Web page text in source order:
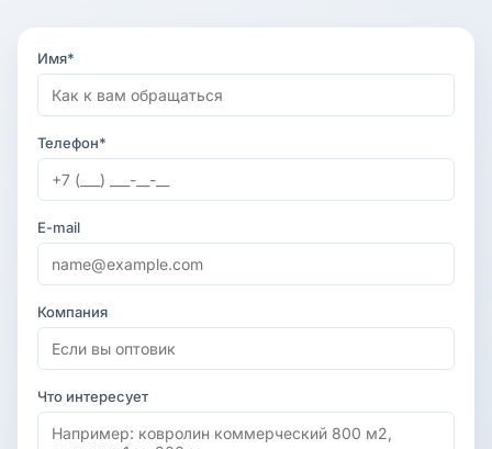
Имя*
Телефон*
E-mail
Компания
Что интересует